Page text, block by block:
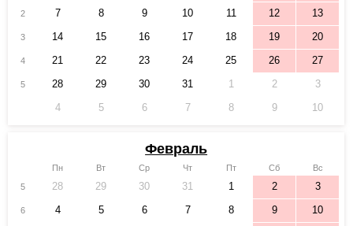
2 7 8 9 10 11 12 13
3 14 15 16 17 18 19 20
4 21 22 23 24 25 26 27
5 28 29 30 31 1 2
3
4
5 6 7 8 9 10
Февраль
Пн Вт Ср Чт Пт Сб
Вс
5
28 29 30 31 1 2 3
6 4 5 6 7 8 9 10